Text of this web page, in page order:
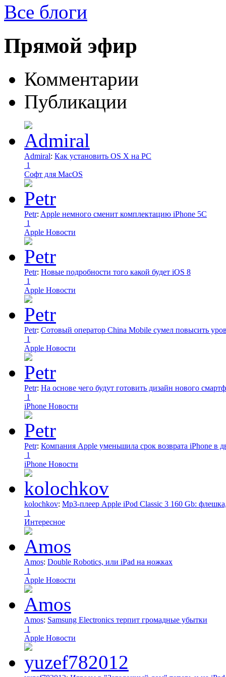
Все блоги
Прямой эфир
Комментарии
Публикации
Admiral: Как установить OS X на PC
1
Софт для MacOS
Petr: Apple немного сменит комплектацию iPhone 5C
1
Apple Новости
Petr: Новые подробности того какой будет iOS 8
1
Apple Новости
Petr: Сотовый оператор China Mobile сумел повысить
1
Apple Новости
Petr: На основе чего будут готовить дизайн нового
1
iPhone Новости
Petr: Компания Apple уменьшила срок возврата iPhone в
1
iPhone Новости
kolochkov: Mp3-плеер Apple iPod Classic 3 160 Gb:
1
Интересное
Amos: Double Robotics, или iPad на ножках
1
Apple Новости
Amos: Samsung Electronics терпит громадные убытки
1
Apple Новости